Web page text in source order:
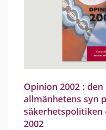
Opinion 2002 : den
allmänhetens syn
2002